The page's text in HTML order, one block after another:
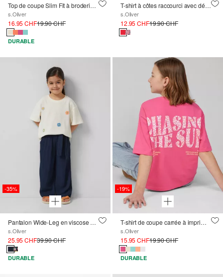
Top de coupe Slim Fit à broderie, en matière côtelée
s.Oliver
16.95 CHF19.90 CHF
DURABLE
T-shirt à côtes raccourci avec détail au dos
s.Oliver
12.95 CHF19.90 CHF
-35%
Pantalon Wide-Leg en viscose structurée avec ceinture à nouer
s.Oliver
25.95 CHF39.90 CHF
DURABLE
-19%
T-shirt de coupe carrée à imprimé dans le dos
s.Oliver
15.95 CHF19.90 CHF
DURABLE